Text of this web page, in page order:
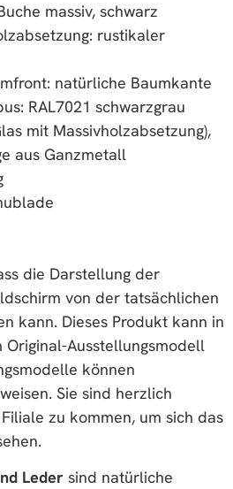
massiv, schwarz
rustikaler
natürliche Baumkante
RAL7021 schwarzgrau
mit Massivholzabsetzung),
aus Ganzmetall
die Darstellung der
von der tatsächlichen
kann. Dieses Produkt kann in
Original-Ausstellungsmodell
können
Sie sind herzlich
zu kommen, um sich das
Leder sind natürliche